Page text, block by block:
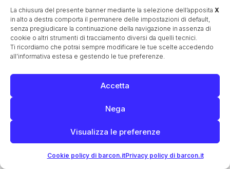
La chiusura del presente banner mediante la selezione dell’apposita X
in alto a destra comporta il permanere delle impostazioni di default,
senza pregiudicare la continuazione della navigazione in assenza di
cookie o altri strumenti di tracciamento diversi da quelli tecnici.
Ti ricordiamo che potrai sempre modificare le tue scelte accedendo
all’informativa estesa e gestendo le tue preferenze.
Accetta
Nega
Visualizza le preferenze
Cookie policy di barcon.itPrivacy policy di barcon.it
fossero appartenuti aLaura da Pola,
vedova diFebo da Brescia(o Deifebo
Bressa) e sorella di Paolo I, deceduta nel
1595.
Con l’occasione venne disposto anche
inventario della casa da statio
Nel 1599 l'editore Evangelista Deuchino
in occasione del matrimonio tra Vincislao
Brescia e Pietra, primogenita di Paolo I e